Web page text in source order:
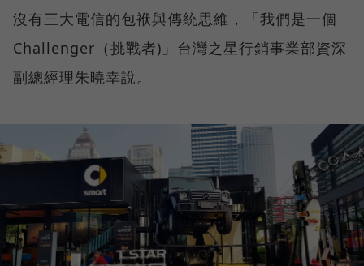
沒有三大電信的包袱與傳統思維，「我們是一個
Challenger（挑戰者)」台灣之星行銷事業部資深
副總經理朱曉幸說。